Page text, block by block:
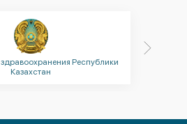
Республики
Казахстан